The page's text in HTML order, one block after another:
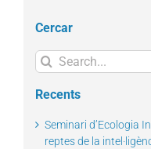
Cercar
Search
for:
Recents
Seminari d’Ecologia
reptes de la